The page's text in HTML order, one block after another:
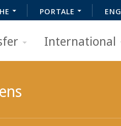
PORTALE
International